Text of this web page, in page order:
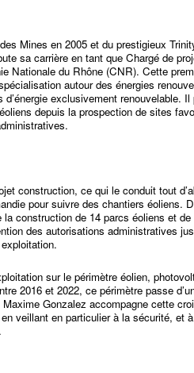
Mines en 2005 et du prestigieux
sa carrière en tant que Chargé de
Nationale du Rhône (CNR). Cette
autour des énergies
d’énergie exclusivement renouvelable.
depuis la prospection de sites
construction, ce qui le conduit tout
pour suivre des chantiers éoliens.
construction de 14 parcs éoliens et de
des autorisations administratives
sur le périmètre éolien,
2016 et 2022, ce périmètre passe
Gonzalez accompagne cette
veillant en particulier à la sécurité, et